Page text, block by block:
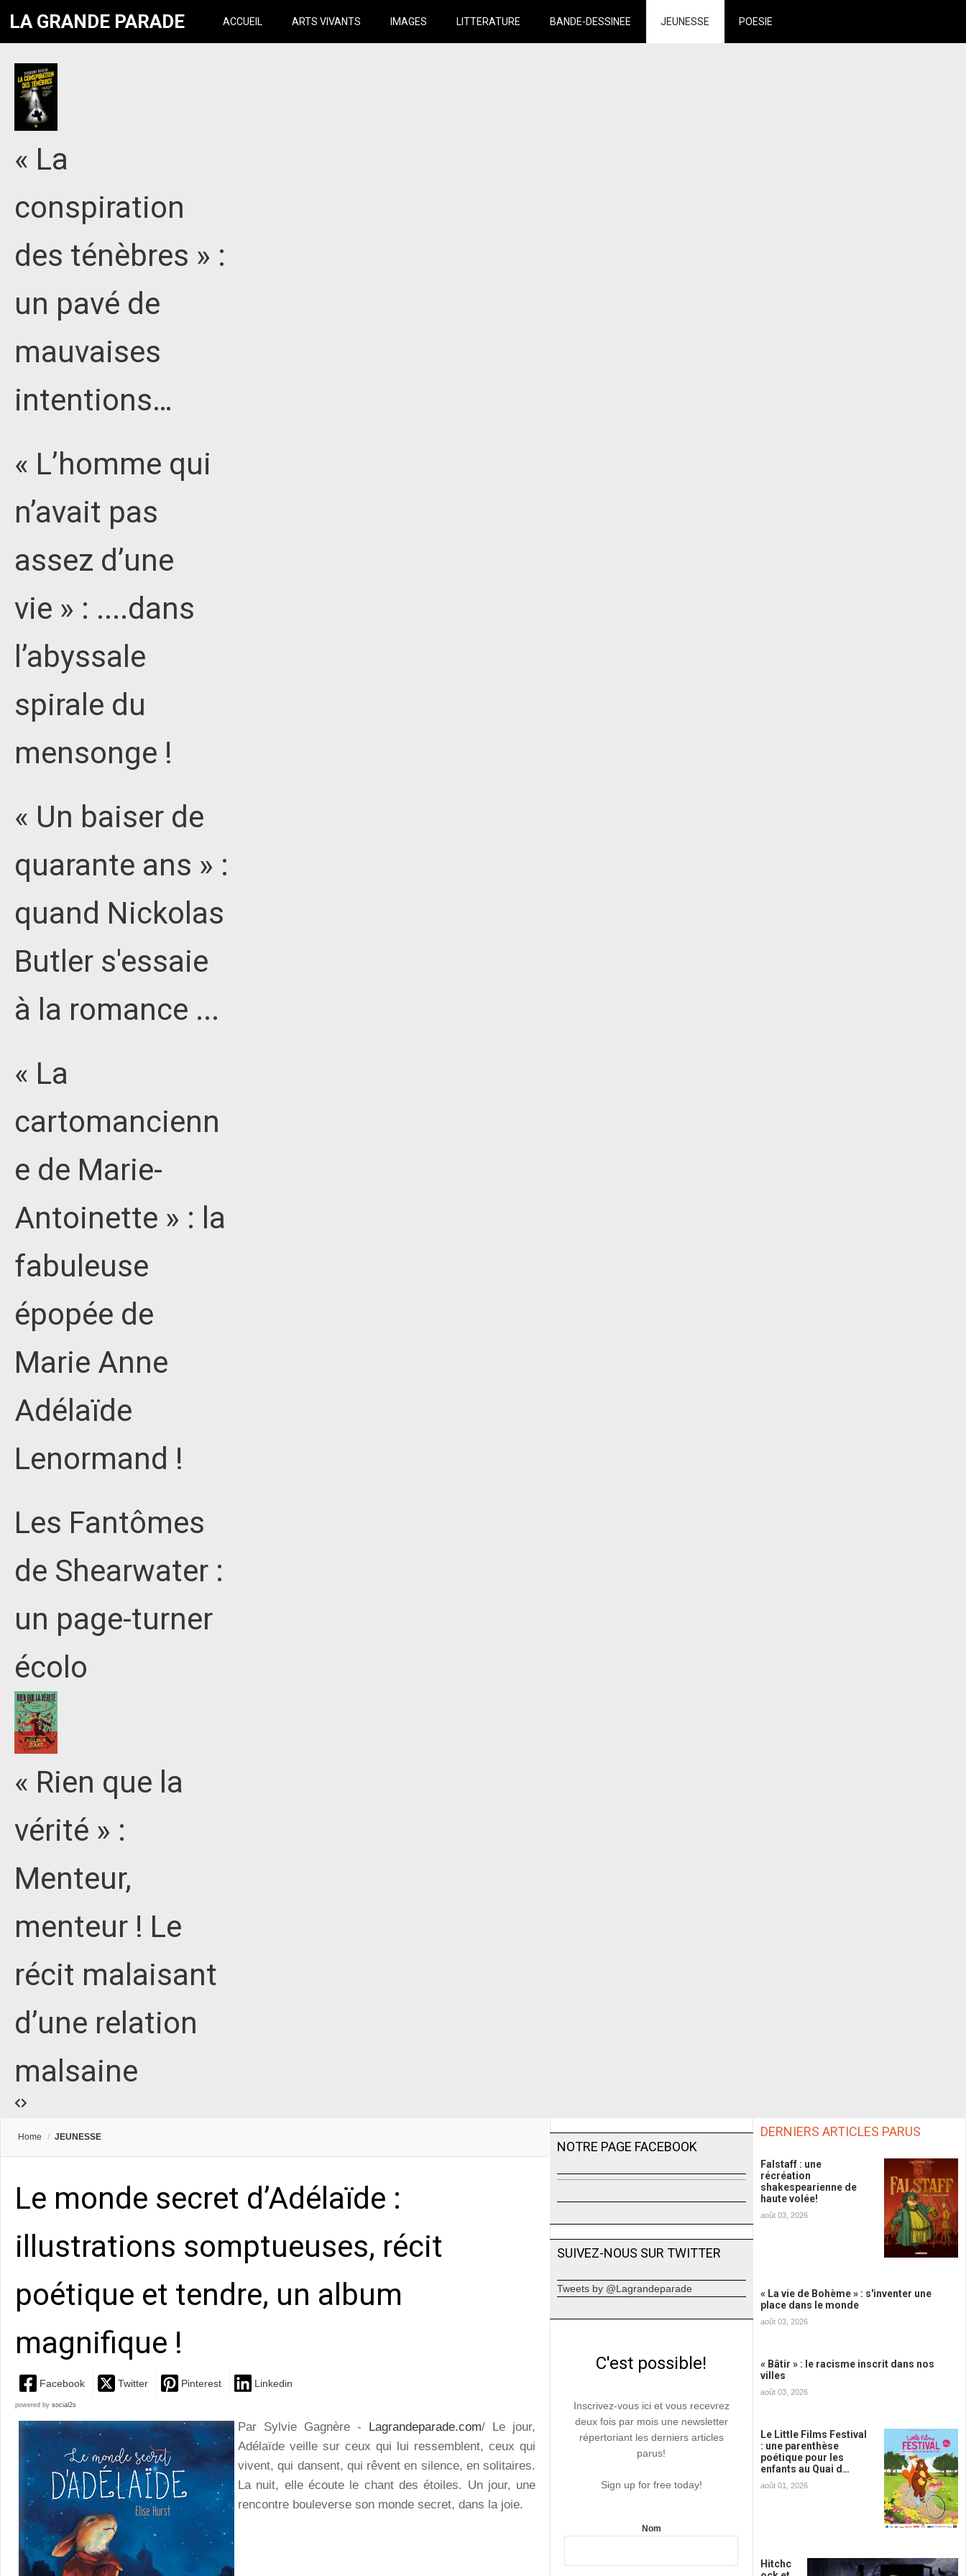
LA GRANDE PARADE ACCUEIL ARTS VIVANTS IMAGES LITTERATURE BANDE-DESSINEE JEUNESSE POESIE
« La
conspiration
des ténèbres » :
un pavé de
mauvaises
intentions…
« L’homme qui
n’avait pas
assez d’une
vie » : ....dans
l’abyssale
spirale du
mensonge !
« Un baiser de
quarante ans » :
quand Nickolas
Butler s'essaie
à la romance ...
« La
cartomancienn
e de Marie-
Antoinette » : la
fabuleuse
épopée de
Marie Anne
Adélaïde
Lenormand !
Les Fantômes
de Shearwater :
un page-turner
écolo
« Rien que la
vérité » :
Menteur,
menteur ! Le
récit malaisant
d’une relation
malsaine
Home / JEUNESSE
Le monde secret d’Adélaïde :
illustrations somptueuses, récit
poétique et tendre, un album
magnifique !
Facebook Twitter Pinterest Linkedin
powered by social2s
Par Sylvie Gagnère - Lagrandeparade.com/ Le jour,
Adélaïde veille sur ceux qui lui ressemblent, ceux qui
vivent, qui dansent, qui rêvent en silence, en solitaires.
La nuit, elle écoute le chant des étoiles. Un jour, une
rencontre bouleverse son monde secret, dans la joie.
NOTRE PAGE FACEBOOK
SUIVEZ-NOUS SUR TWITTER
Tweets by @Lagrandeparade
C'est possible!
Inscrivez-vous ici et vous recevrez
deux fois par mois une newsletter
répertoriant les derniers articles
parus!
Sign up for free today!
Nom
DERNIERS ARTICLES PARUS
Falstaff : une
récréation
shakespearienne de
haute volée!
août 03, 2026
« La vie de Bohème » : s'inventer une
place dans le monde
août 03, 2026
« Bâtir » : le racisme inscrit dans nos
villes
août 03, 2026
Le Little Films Festival
: une parenthèse
poétique pour les
enfants au Quai d…
août 01, 2026
Hitchc